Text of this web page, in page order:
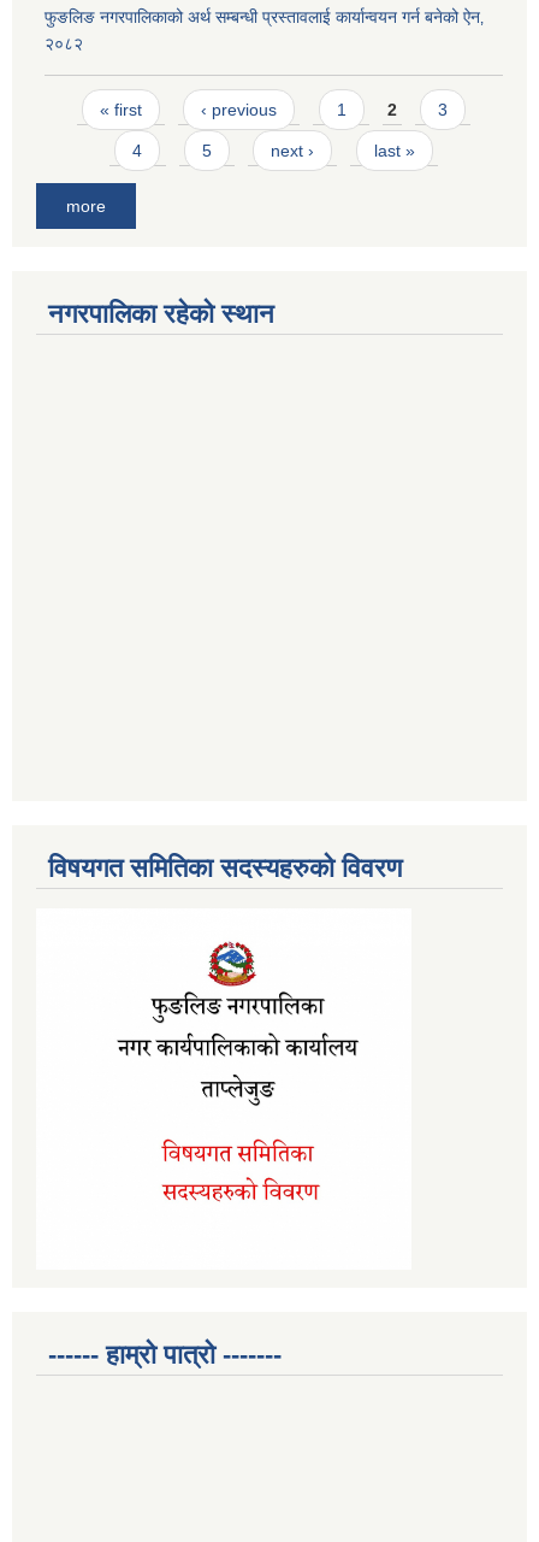
फुङलिङ नगरपालिकाको अर्थ सम्बन्धी प्रस्तावलाई कार्यान्वयन गर्न बनेको ऐन‚
२०८२
Pages
« first ‹ previous 1 2 3
4 5 next › last »
more
नगरपालिका रहेको स्थान
विषयगत समितिका सदस्यहरुको विवरण
------ हाम्रो पात्रो -------